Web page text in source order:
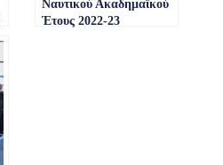
Ναυτικού Ακαδημαϊκού
Έτους 2022-23